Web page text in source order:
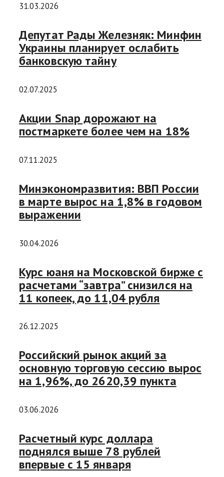
31.03.2026
Депутат Рады Железняк: Минфин
Украины планирует ослабить
банковскую тайну
02.07.2025
Акции Snap дорожают на
постмаркете более чем на 18%
07.11.2025
Минэкономразвития: ВВП России
в марте вырос на 1,8% в годовом
выражении
30.04.2026
Курс юаня на Московской бирже с
расчетами “завтра” снизился на
11 копеек, до 11,04 рубля
26.12.2025
Российский рынок акций за
основную торговую сессию вырос
на 1,96%, до 2620,39 пункта
03.06.2026
Расчетный курс доллара
поднялся выше 78 рублей
впервые с 15 января